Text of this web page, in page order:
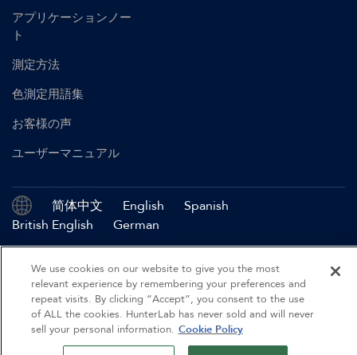
アプリケーションノー
ト
測定方法
色測定用語集
お客様の声
ユーザーマニュアル
简体中文 English
Spanish
British English
German
©2026Hunter Associates Laboratory, Inc.
認証
利用規約 プライバシーポリシー サイトマップ
行動規範
We use cookies on our website to give you the most
relevant experience by remembering your preferences and
repeat visits. By clicking “Accept”, you consent to the use
of ALL the cookies. HunterLab has never sold and will never
sell your personal information. Cookie Policy